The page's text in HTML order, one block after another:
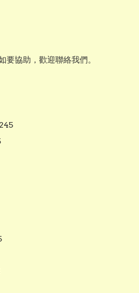
協助，歡迎聯絡我們。